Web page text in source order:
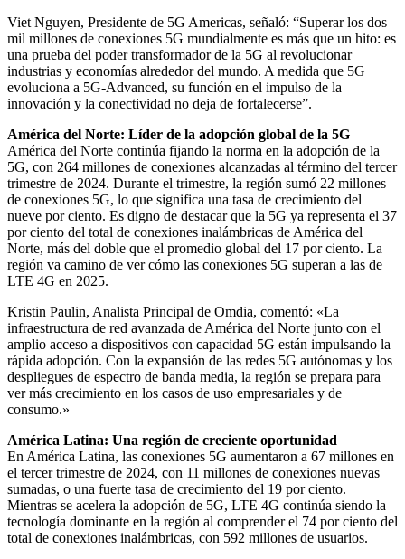
Viet Nguyen, Presidente de 5G Americas, señaló: “Superar los dos
mil millones de conexiones 5G mundialmente es más que un hito: es
una prueba del poder transformador de la 5G al revolucionar
industrias y economías alrededor del mundo. A medida que 5G
evoluciona a 5G-Advanced, su función en el impulso de la
innovación y la conectividad no deja de fortalecerse”.
América del Norte: Líder de la adopción global de la 5G
América del Norte continúa fijando la norma en la adopción de la
5G, con 264 millones de conexiones alcanzadas al término del tercer
trimestre de 2024. Durante el trimestre, la región sumó 22 millones
de conexiones 5G, lo que significa una tasa de crecimiento del
nueve por ciento. Es digno de destacar que la 5G ya representa el 37
por ciento del total de conexiones inalámbricas de América del
Norte, más del doble que el promedio global del 17 por ciento. La
región va camino de ver cómo las conexiones 5G superan a las de
LTE 4G en 2025.
Kristin Paulin, Analista Principal de Omdia, comentó: «La
infraestructura de red avanzada de América del Norte junto con el
amplio acceso a dispositivos con capacidad 5G están impulsando la
rápida adopción. Con la expansión de las redes 5G autónomas y los
despliegues de espectro de banda media, la región se prepara para
ver más crecimiento en los casos de uso empresariales y de
consumo.»
América Latina: Una región de creciente oportunidad
En América Latina, las conexiones 5G aumentaron a 67 millones en
el tercer trimestre de 2024, con 11 millones de conexiones nuevas
sumadas, o una fuerte tasa de crecimiento del 19 por ciento.
Mientras se acelera la adopción de 5G, LTE 4G continúa siendo la
tecnología dominante en la región al comprender el 74 por ciento del
total de conexiones inalámbricas, con 592 millones de usuarios.